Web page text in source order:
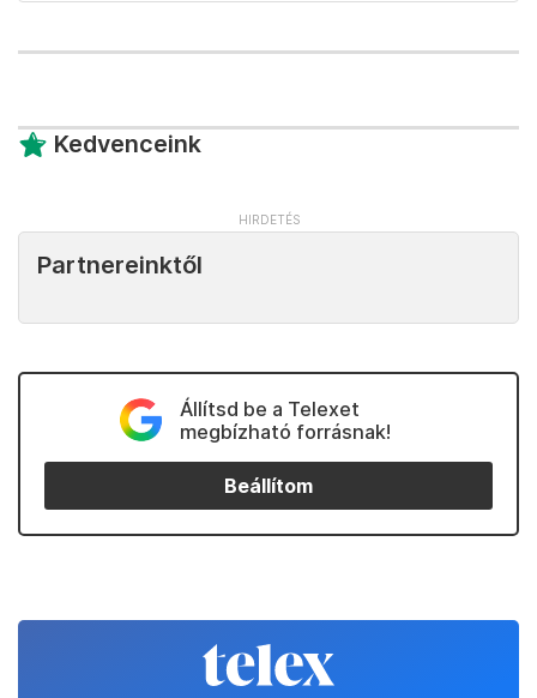
Kedvenceink
Partnereinktől
Állítsd be a Telexet
megbízható forrásnak!
Beállítom